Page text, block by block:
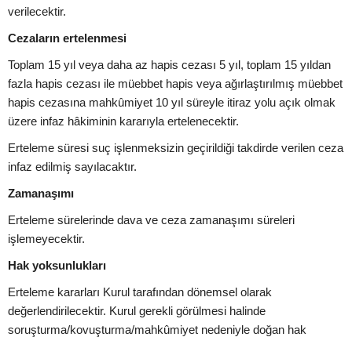
verilecektir.
Cezaların ertelenmesi
Toplam 15 yıl veya daha az hapis cezası 5 yıl, toplam 15 yıldan
fazla hapis cezası ile müebbet hapis veya ağırlaştırılmış müebbet
hapis cezasına mahkûmiyet 10 yıl süreyle itiraz yolu açık olmak
üzere infaz hâkiminin kararıyla ertelenecektir.
Erteleme süresi suç işlenmeksizin geçirildiği takdirde verilen ceza
infaz edilmiş sayılacaktır.
Zamanaşımı
Erteleme sürelerinde dava ve ceza zamanaşımı süreleri
işlemeyecektir.
Hak yoksunlukları
Erteleme kararları Kurul tarafından dönemsel olarak
değerlendirilecektir. Kurul gerekli görülmesi halinde
soruşturma/kovuşturma/mahkûmiyet nedeniyle doğan hak